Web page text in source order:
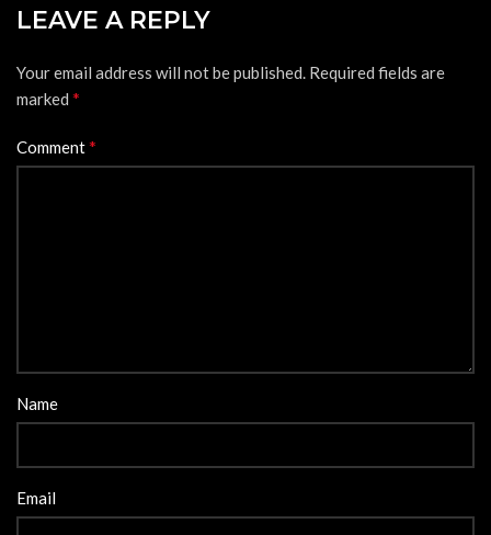
LEAVE A REPLY
Your email address will not be published. Required fields are
marked *
Comment*
Name
Email